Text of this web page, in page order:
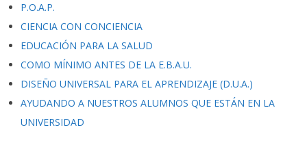
P.O.A.P.
CIENCIA CON CONCIENCIA
EDUCACIÓN PARA LA SALUD
COMO MÍNIMO ANTES DE LA E.B.A.U.
DISEÑO UNIVERSAL PARA EL APRENDIZAJE (D.U.A.)
AYUDANDO A NUESTROS ALUMNOS QUE ESTÁN EN LA
UNIVERSIDAD